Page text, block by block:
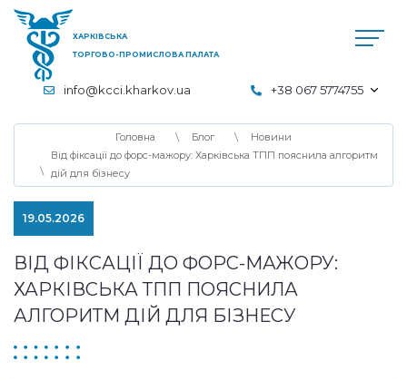
ХАРКІВСЬКА
ТОРГОВО-ПРОМИСЛОВА ПАЛАТА
info@kcci.kharkov.ua +38 067 5774755
Головна Блог
Новини
Від фіксації до форс-мажору: Харківська ТПП пояснила алгоритм
дій для бізнесу
19.05.2026
ВІД ФІКСАЦІЇ ДО ФОРС-МАЖОРУ:
ХАРКІВСЬКА ТПП ПОЯСНИЛА
АЛГОРИТМ ДІЙ ДЛЯ БІЗНЕСУ